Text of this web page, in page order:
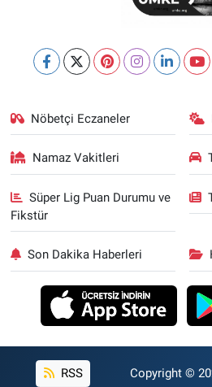
Nöbetçi Eczaneler
Namaz Vakitleri
Süper Lig Puan Durumu ve
Fikstür
Son Dakika Haberleri
RSS Copyright ©